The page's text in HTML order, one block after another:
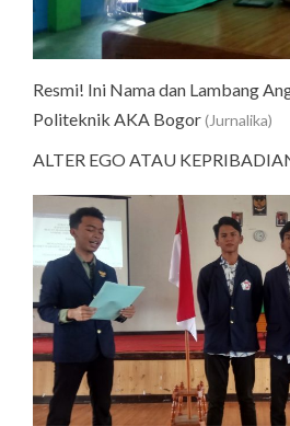
Resmi! Ini Nama dan Lambang
Politeknik AKA Bogor(Jurnalika)
ALTER EGO ATAU